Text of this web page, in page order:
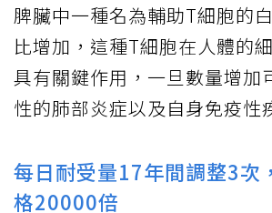
脾臟中一種名為輔助T細胞的
比增加，這種T細胞在人體的
具有關鍵作用，一旦數量增加
性的肺部炎症以及自身免疫性
每日耐受量17年間調整3次
格20000倍